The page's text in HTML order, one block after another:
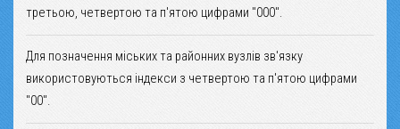
третьою, четвертою та п'ятою цифрами "000".
Для позначення міських та районних вузлів зв'язку
використовуються індекси з четвертою та п'ятою цифрами
"00".